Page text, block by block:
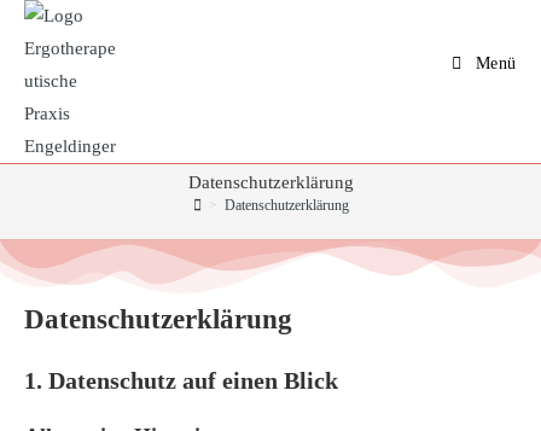
Menü
Datenschutzerklärung
> Datenschutzerklärung
Datenschutz­erklärung
1. Datenschutz auf einen Blick